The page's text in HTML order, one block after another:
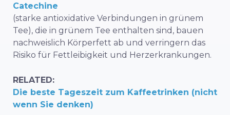
Catechine
(starke antioxidative Verbindungen in grünem
Tee), die in grünem Tee enthalten sind, bauen
nachweislich Körperfett ab und verringern das
Risiko für Fettleibigkeit und Herzerkrankungen.
RELATED:
Die beste Tageszeit zum Kaffeetrinken (nicht
wenn Sie denken)